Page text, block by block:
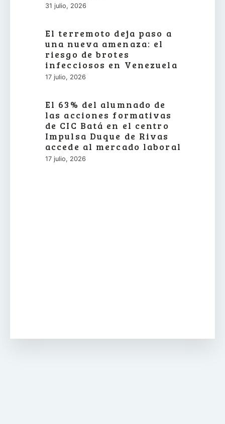
31 julio, 2026
El terremoto deja paso a
una nueva amenaza: el
riesgo de brotes
infecciosos en Venezuela
17 julio, 2026
El 63% del alumnado de
las acciones formativas
de CIC Batá en el centro
Impulsa Duque de Rivas
accede al mercado laboral
17 julio, 2026